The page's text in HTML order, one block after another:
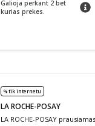
Galioja perkant 2 bet
kurias prekes.
% tik internetu
LA ROCHE-POSAY
LA ROCHE-POSAY